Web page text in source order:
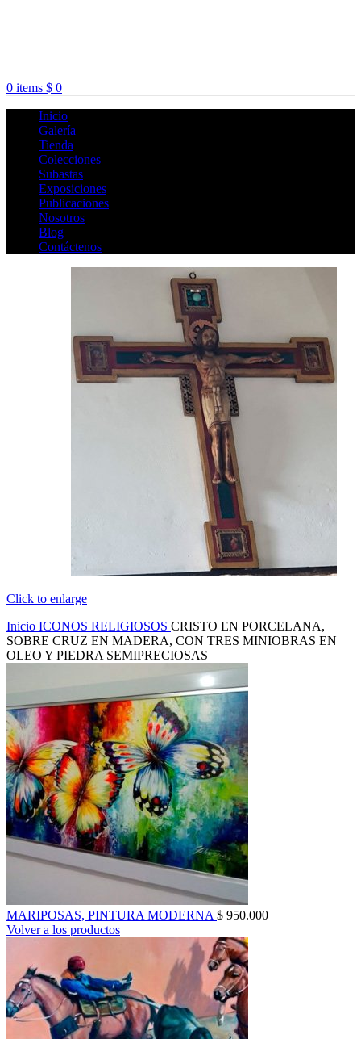
0 items $ 0
Inicio
Galería
Tienda
Colecciones
Subastas
Exposiciones
Publicaciones
Nosotros
Blog
Contáctenos
Click to enlarge
Inicio ICONOS RELIGIOSOS CRISTO EN PORCELANA,
SOBRE CRUZ EN MADERA, CON TRES MINIOBRAS EN
OLEO Y PIEDRA SEMIPRECIOSAS
MARIPOSAS, PINTURA MODERNA $ 950.000
Volver a los productos